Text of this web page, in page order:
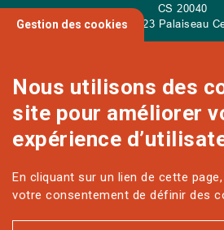
CS 20040
91 123 Palaiseau
NOUS
Sur les
Gestion des cookies
Nous utilisons des
site pour améliorer
expérience
En cliquant sur un lien de cette
votre consentement de définir des